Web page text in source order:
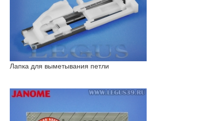
Лапка для выметывания петли